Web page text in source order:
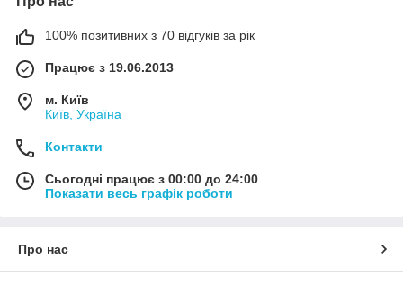
100% позитивних з 70 відгуків за рік
Працює з 19.06.2013
м. Київ
Київ, Україна
Контакти
Сьогодні працює з 00:00 до 24:00
Показати весь графік роботи
Про нас